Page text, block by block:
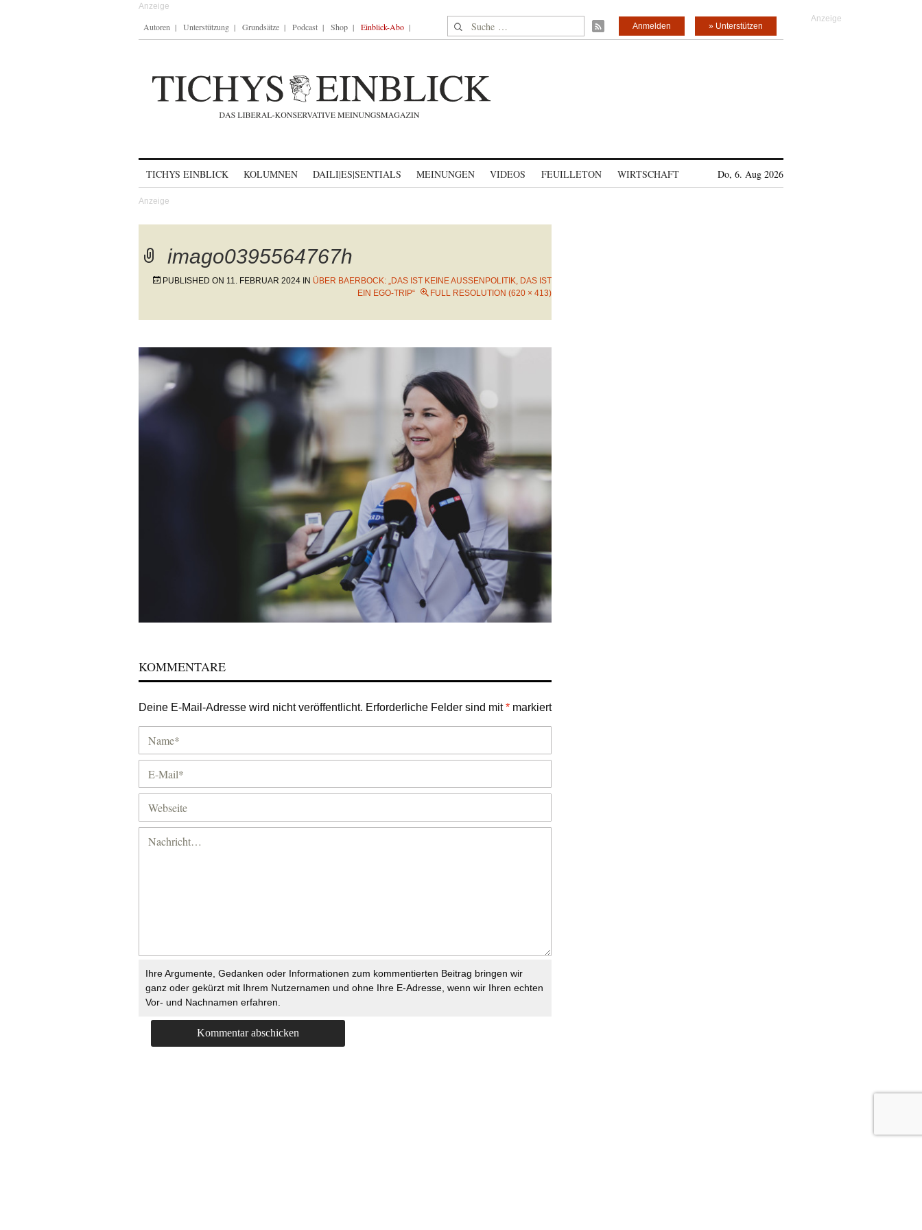
Autoren Unterstützung Grundsätze Podcast Shop Einblick-Abo Suche nach: » Unterstützen
Anmelden
TICHYS EINBLICK KOLUMNEN DAILI|ES|SENTIALS MEINUNGEN VIDEOS FEUILLETON WIRTSCHAFT Do, 6. Aug 2026
imago0395564767h
PUBLISHED ON 11. FEBRUAR 2024 IN ÜBER BAERBOCK: „DAS IST KEINE AUSSENPOLITIK, DAS IST E
IN EGO-TRIP“
FULL RESOLUTION (620 × 413)
KOMMENTARE
Deine E-Mail-Adresse wird nicht veröffentlicht. Erforderliche Felder sind mit* markiert
Ihre Argumente, Gedanken oder Informationen zum kommentierten Beitrag bringen wir
ganz oder gekürzt mit Ihrem Nutzernamen und ohne Ihre E-Adresse, wenn wir Ihren echten
Vor- und Nachnamen erfahren.